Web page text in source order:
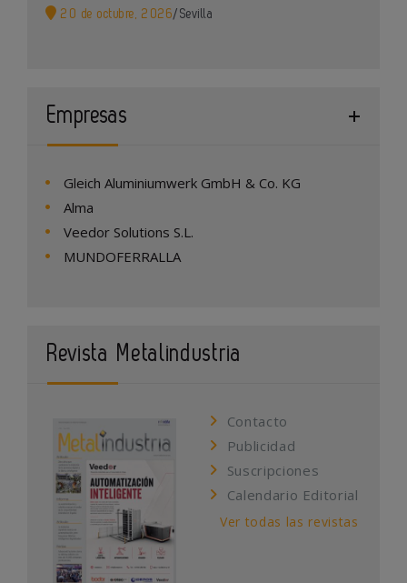
20 de octubre, 2026/ Sevilla
Empresas
Gleich Aluminiumwerk GmbH & Co. KG
Alma
Veedor Solutions S.L.
MUNDOFERRALLA
Revista Metalindustria
Contacto
Publicidad
Suscripciones
Calendario Editorial
Ver todas las revistas